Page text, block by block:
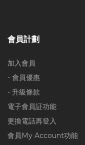
會員計劃
加入會員
- 會員優惠
- 升級條款
電子會員証功能
更換電話再登入
會員My Account功能